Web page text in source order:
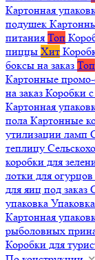
Картонная
подушек
питания Топ
пиццы Хит
боксы на заказ Топ
Картонные
на заказ Коробки
Картонная
пола Картонные
утилизации ламп
теплицу
коробки для
лотки для огурцов
для яиц под заказ
упаковка
Картонная
рыболовных
Коробки для